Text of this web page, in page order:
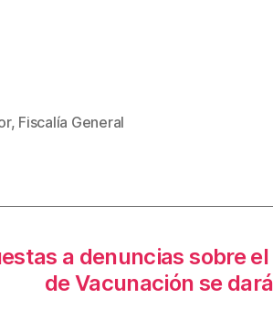
, Fiscalía General
a denuncias sobre
de Vacunación se